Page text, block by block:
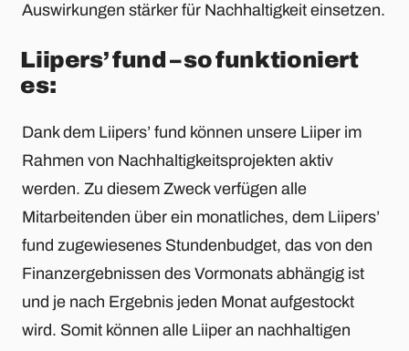
Auswirkungen stärker für Nachhaltigkeit einsetzen.
Liipers’ fund – so funktioniert
es:
Dank dem Liipers’ fund können unsere Liiper im
Rahmen von Nachhaltigkeitsprojekten aktiv
werden. Zu diesem Zweck verfügen alle
Mitarbeitenden über ein monatliches, dem Liipers’
fund zugewiesenes Stundenbudget, das von den
Finanzergebnissen des Vormonats abhängig ist
und je nach Ergebnis jeden Monat aufgestockt
wird. Somit können alle Liiper an nachhaltigen